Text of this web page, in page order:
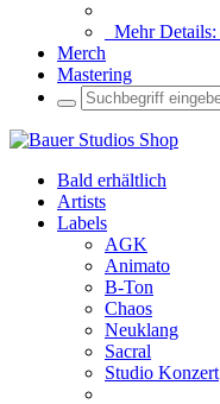
Mehr Details:
Merch
Mastering
Bald erhältlich
Artists
Labels
AGK
Animato
B-Ton
Chaos
Neuklang
Sacral
Studio Konzert